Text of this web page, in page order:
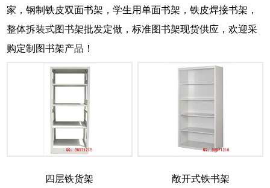
家，钢制铁皮双面书架，学生用单面书架，铁皮焊接书架，
整体拆装式图书架批发定做，标准图书架现货供应，欢迎采
购定制图书架产品！
四层铁货架 敞开式铁书架